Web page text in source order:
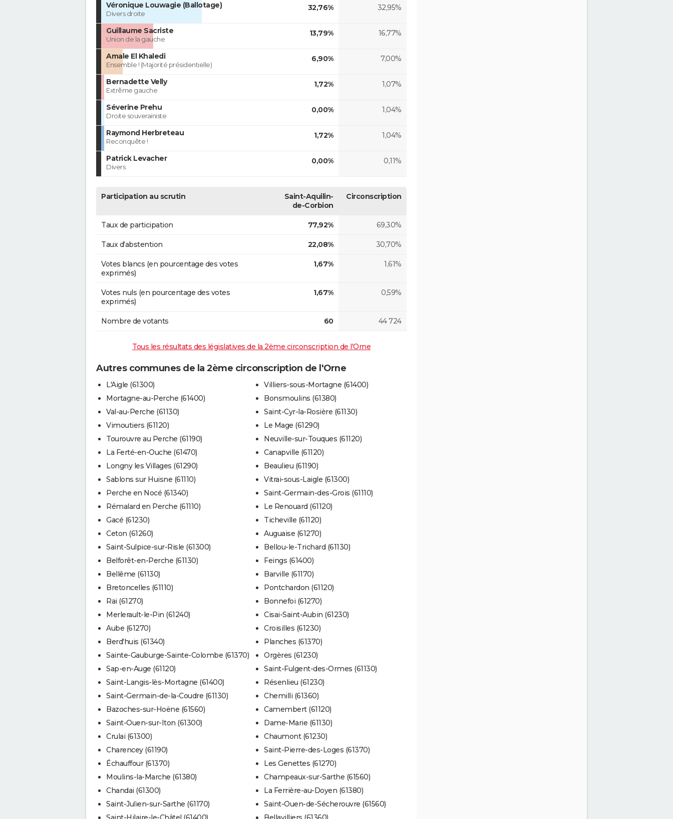
Véronique Louwagie (Ballotage)
Divers droite
32,76% 32,95%
Guillaume Sacriste
Union de la gauche
13,79% 16,77%
Amale El Khaledi
Ensemble ! (Majorité présidentielle)
6,90% 7,00%
Bernadette Velly
Extrême gauche
1,72% 1,07%
Séverine Prehu
Droite souverainiste
0,00% 1,04%
Raymond Herbreteau
Reconquête !
1,72% 1,04%
Patrick Levacher
Divers
0,00% 0,11%
Participation au scrutin
Saint-Aquilin-
de-Corbion
Circonscription
Taux de participation 77,92% 69,30%
Taux d'abstention 22,08% 30,70%
Votes blancs (en pourcentage des votes
exprimés)
1,67% 1,61%
Votes nuls (en pourcentage des votes
exprimés)
1,67% 0,59%
Nombre de votants 60 44 724
Tous les résultats des législatives de la 2ème circonscription de l'Orne
Autres communes de la 2ème circonscription de l'Orne
L'Aigle (61300)
Mortagne-au-Perche (61400)
Val-au-Perche (61130)
Vimoutiers (61120)
Tourouvre au Perche (61190)
La Ferté-en-Ouche (61470)
Longny les Villages (61290)
Sablons sur Huisne (61110)
Perche en Nocé (61340)
Rémalard en Perche (61110)
Gacé (61230)
Ceton (61260)
Saint-Sulpice-sur-Risle (61300)
Belforêt-en-Perche (61130)
Bellême (61130)
Bretoncelles (61110)
Rai (61270)
Merlerault-le-Pin (61240)
Aube (61270)
Berd'huis (61340)
Sainte-Gauburge-Sainte-Colombe (61370)
Sap-en-Auge (61120)
Saint-Langis-lès-Mortagne (61400)
Saint-Germain-de-la-Coudre (61130)
Bazoches-sur-Hoëne (61560)
Saint-Ouen-sur-Iton (61300)
Crulai (61300)
Charencey (61190)
Échauffour (61370)
Moulins-la-Marche (61380)
Chandai (61300)
Saint-Julien-sur-Sarthe (61170)
Villiers-sous-Mortagne (61400)
Bonsmoulins (61380)
Saint-Cyr-la-Rosière (61130)
Le Mage (61290)
Neuville-sur-Touques (61120)
Canapville (61120)
Beaulieu (61190)
Vitrai-sous-Laigle (61300)
Saint-Germain-des-Grois (61110)
Le Renouard (61120)
Ticheville (61120)
Auguaise (61270)
Bellou-le-Trichard (61130)
Feings (61400)
Barville (61170)
Pontchardon (61120)
Bonnefoi (61270)
Cisai-Saint-Aubin (61230)
Croisilles (61230)
Planches (61370)
Orgères (61230)
Saint-Fulgent-des-Ormes (61130)
Résenlieu (61230)
Chemilli (61360)
Camembert (61120)
Dame-Marie (61130)
Chaumont (61230)
Saint-Pierre-des-Loges (61370)
Les Genettes (61270)
Champeaux-sur-Sarthe (61560)
La Ferrière-au-Doyen (61380)
Saint-Ouen-de-Sécherouvre (61560)